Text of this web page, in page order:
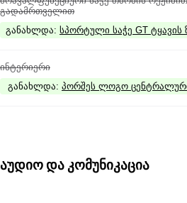
გადამრთველით
განახლდა: სპორტული საჭე GT ტყავის
ინტერიერი
განახლდა: პორშეს ლოგო
აუდიო და კომუნიკაცია